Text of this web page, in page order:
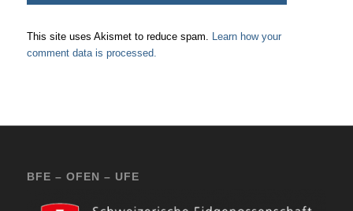
This site uses Akismet to reduce spam. Learn how your
comment data is processed.
BFE – OFEN – UFE